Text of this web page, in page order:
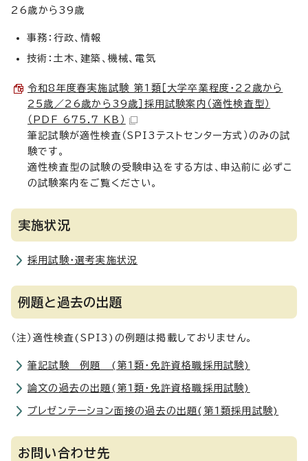
26歳から39歳
事務：行政、情報
技術：土木、建築、機械、電気
令和8年度春実施試験 第1類［大学卒業程度・22歳から
25歳／26歳から39歳］採用試験案内（適性検査型）
（PDF 675.7 KB）
筆記試験が適性検査（SPI3テストセンター方式）のみの試
験です。
適性検査型の試験の受験申込をする方は、申込前に必ずこ
の試験案内をご覧ください。
実施状況
採用試験・選考実施状況
例題と過去の出題
（注）適性検査(SPI3)の例題は掲載しておりません。
筆記試験 例題 (第1類・免許資格職採用試験)
論文の過去の出題(第1類・免許資格職採用試験)
プレゼンテーション面接の過去の出題(第1類採用試験)
お問い合わせ先